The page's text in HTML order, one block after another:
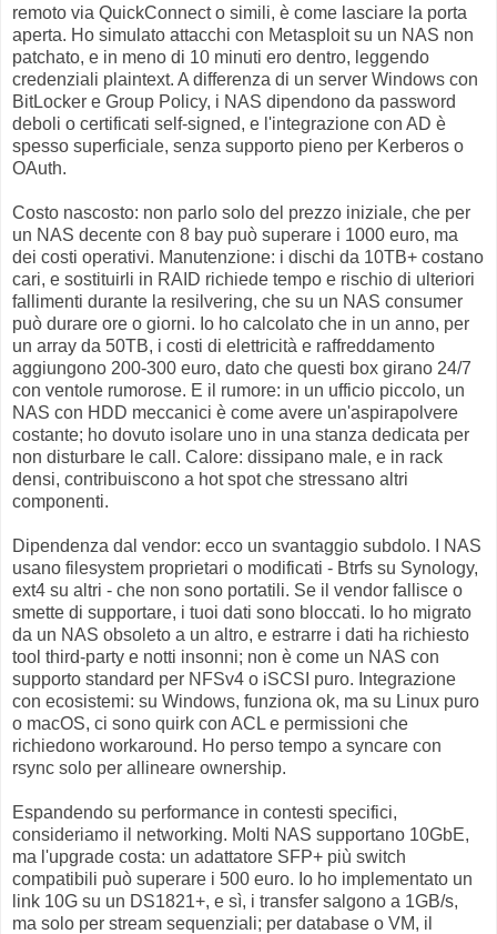
remoto via QuickConnect o simili, è come lasciare la porta
aperta. Ho simulato attacchi con Metasploit su un NAS non
patchato, e in meno di 10 minuti ero dentro, leggendo
credenziali plaintext. A differenza di un server Windows con
BitLocker e Group Policy, i NAS dipendono da password
deboli o certificati self-signed, e l'integrazione con AD è
spesso superficiale, senza supporto pieno per Kerberos o
OAuth.
Costo nascosto: non parlo solo del prezzo iniziale, che per
un NAS decente con 8 bay può superare i 1000 euro, ma
dei costi operativi. Manutenzione: i dischi da 10TB+ costano
cari, e sostituirli in RAID richiede tempo e rischio di ulteriori
fallimenti durante la resilvering, che su un NAS consumer
può durare ore o giorni. Io ho calcolato che in un anno, per
un array da 50TB, i costi di elettricità e raffreddamento
aggiungono 200-300 euro, dato che questi box girano 24/7
con ventole rumorose. E il rumore: in un ufficio piccolo, un
NAS con HDD meccanici è come avere un'aspirapolvere
costante; ho dovuto isolare uno in una stanza dedicata per
non disturbare le call. Calore: dissipano male, e in rack
densi, contribuiscono a hot spot che stressano altri
componenti.
Dipendenza dal vendor: ecco un svantaggio subdolo. I NAS
usano filesystem proprietari o modificati - Btrfs su Synology,
ext4 su altri - che non sono portatili. Se il vendor fallisce o
smette di supportare, i tuoi dati sono bloccati. Io ho migrato
da un NAS obsoleto a un altro, e estrarre i dati ha richiesto
tool third-party e notti insonni; non è come un NAS con
supporto standard per NFSv4 o iSCSI puro. Integrazione
con ecosistemi: su Windows, funziona ok, ma su Linux puro
o macOS, ci sono quirk con ACL e permissioni che
richiedono workaround. Ho perso tempo a syncare con
rsync solo per allineare ownership.
Espandendo su performance in contesti specifici,
consideriamo il networking. Molti NAS supportano 10GbE,
ma l'upgrade costa: un adattatore SFP+ più switch
compatibili può superare i 500 euro. Io ho implementato un
link 10G su un DS1821+, e sì, i transfer salgono a 1GB/s,
ma solo per stream sequenziali; per database o VM, il